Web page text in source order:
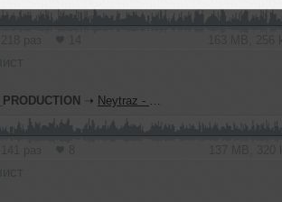
➝ Neytraz - Muse (INFINITY ON MUSIC PRODUCTION)